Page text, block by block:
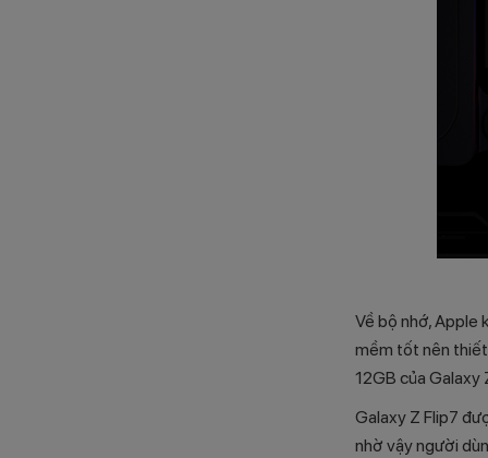
Về bộ nhớ, Apple
mềm tốt nên thiết
12GB của Galaxy
Galaxy Z Flip7
nhờ vậy người